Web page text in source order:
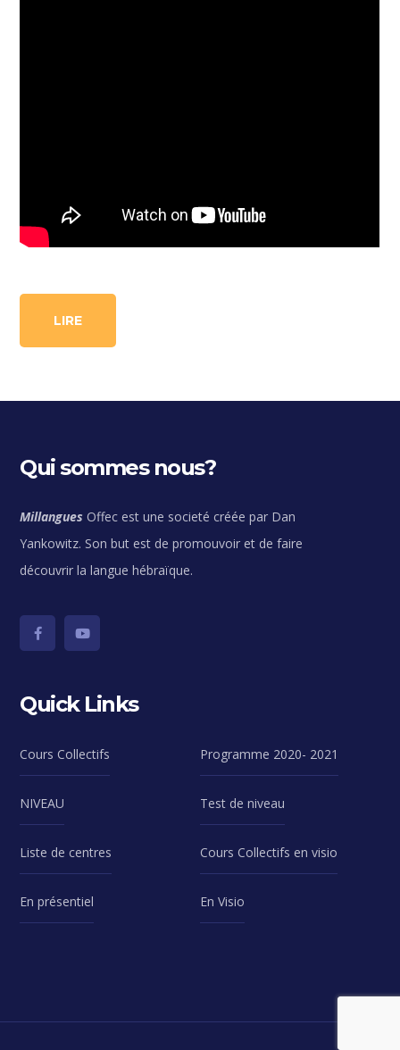
LIRE
Qui sommes nous?
Millangues Offec est une societé créée par Dan
Yankowitz. Son but est de promouvoir et de faire
découvrir la langue hébraïque.
Quick Links
Cours Collectifs Programme 2020- 2021
NIVEAU Test de niveau
Liste de centres Cours Collectifs en visio
En présentiel En Visio